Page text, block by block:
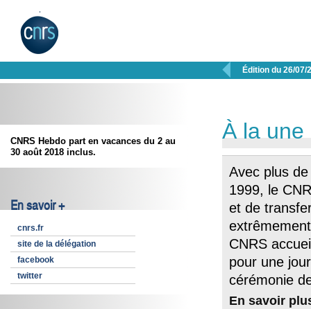
 Édition du 26/07/
CNRS Hebdo part en vacances du 2 au
30 août 2018 inclus.
En savoir +
cnrs.fr
site de la délégation
facebook
twitter
À la une
Avec plus
1999, le
et de
CNRS
pour une
cérémonie
En savoir